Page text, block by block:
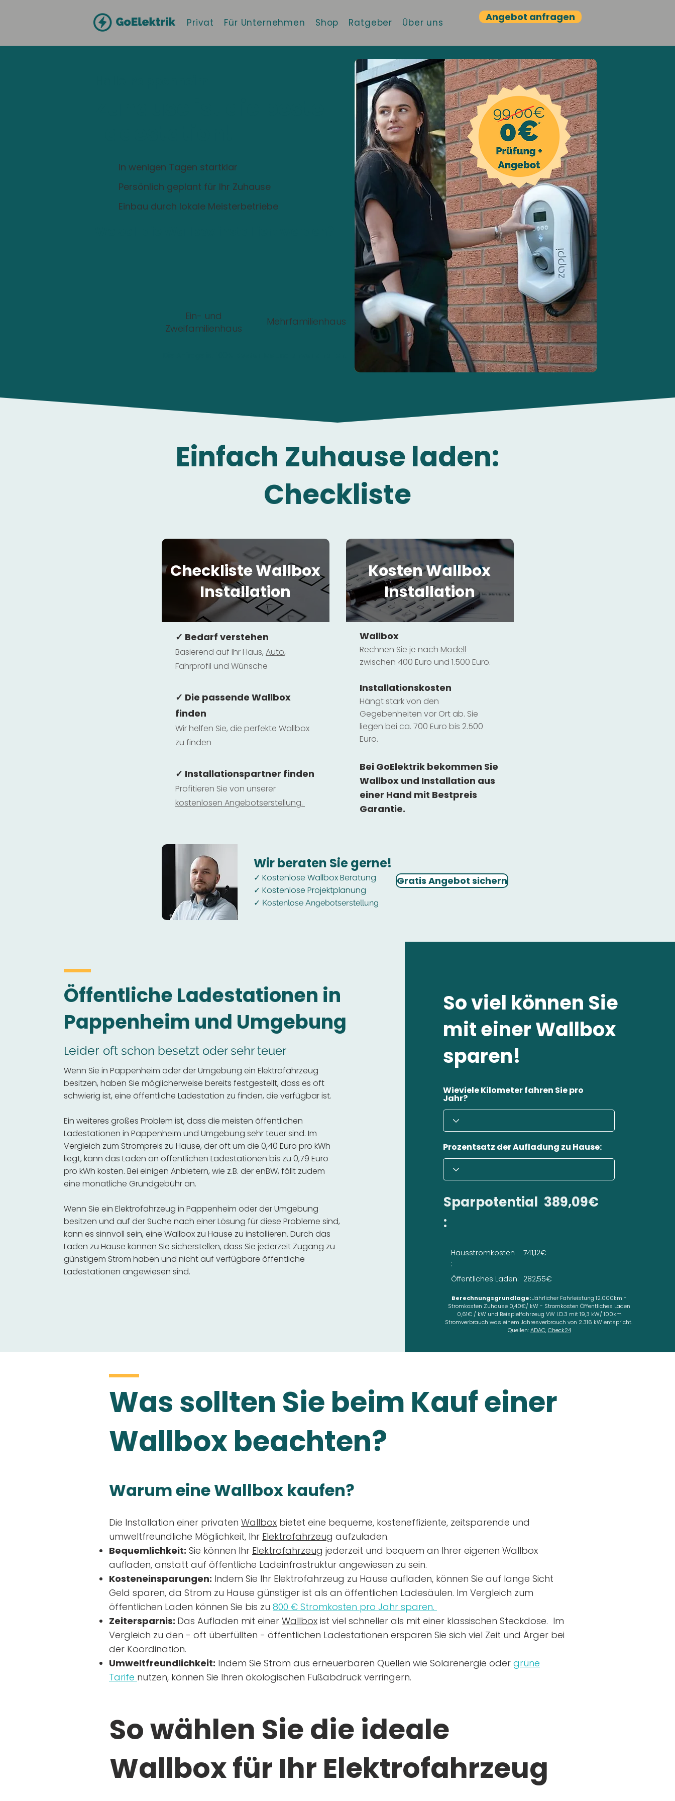
Privat Für Unternehmen Shop Ratgeber Über uns Angebot anfragen
In wenigen Tagen startklar
Persönlich geplant für Ihr Zuhause
Einbau durch lokale Meisterbetriebe
Ein- und
Zweifamilienhaus
Mehrfamilienhaus
Einfach Zuhause laden:
Checkliste
Checkliste Wallbox
Installation
✓ Bedarf verstehen
Basierend auf Ihr Haus, Auto,
Fahrprofil und Wünsche
✓ Die passende Wallbox
finden
Wir helfen Sie, die perfekte Wallbox
zu finden
✓ Installationspartner finden
Profitieren Sie von unserer
kostenlosen Angebotserstellung.
Kosten Wallbox
Installation
Wallbox
Rechnen Sie je nach Modell
zwischen 400 Euro und 1.500 Euro.
Installationskosten
Hängt stark von den
Gegebenheiten vor Ort ab. Sie
liegen bei ca. 700 Euro bis 2.500
Euro.
Bei GoElektrik bekommen Sie
Wallbox und Installation aus
einer Hand mit Bestpreis
Garantie.
Wir beraten Sie gerne!
✓ Kostenlose Wallbox Beratung
✓ Kostenlose Projektplanung
✓ Kostenlose Angebotserstellung
Gratis Angebot sichern
Öffentliche Ladestationen in
Pappenheim und Umgebung
Leider oft schon besetzt oder sehr teuer
Wenn Sie in Pappenheim oder der Umgebung ein Elektrofahrzeug
besitzen, haben Sie möglicherweise bereits festgestellt, dass es oft
schwierig ist, eine öffentliche Ladestation zu finden, die verfügbar ist.
Ein weiteres großes Problem ist, dass die meisten öffentlichen
Ladestationen in Pappenheim und Umgebung sehr teuer sind. Im
Vergleich zum Strompreis zu Hause, der oft um die 0,40 Euro pro kWh
liegt, kann das Laden an öffentlichen Ladestationen bis zu 0,79 Euro
pro kWh kosten. Bei einigen Anbietern, wie z.B. der enBW, fällt zudem
eine monatliche Grundgebühr an.
Wenn Sie ein Elektrofahrzeug in Pappenheim oder der Umgebung
besitzen und auf der Suche nach einer Lösung für diese Probleme sind,
kann es sinnvoll sein, eine Wallbox zu Hause zu installieren. Durch das
Laden zu Hause können Sie sicherstellen, dass Sie jederzeit Zugang zu
günstigem Strom haben und nicht auf verfügbare öffentliche
Ladestationen angewiesen sind.
So viel können Sie
mit einer Wallbox
sparen!
Wieviele Kilometer fahren Sie pro
Jahr?
Prozentsatz der Aufladung zu Hause:
Sparpotential
:
389,09€
Hausstromkosten
:
Öffentliches Laden:
741,12€
282,55€
Berechnungsgrundlage:Jährlicher Fahrleistung 12.000km -
Stromkosten Zuhause 0,40€/ kW - Stromkosten Öffentliches Laden
0,61€ / kW und Beispielfahrzeug VW I.D.3 mit 19,3 kW/ 100km
Stromverbrauch was einem Jahresverbrauch von 2.316 kW entspricht.
Quellen:ADAC,Check24
Was sollten Sie beim Kauf einer
Wallbox beachten?
Warum eine Wallbox kaufen?
Die Installation einer privaten Wallbox bietet eine bequeme, kosteneffiziente, zeitsparende und
umweltfreundliche Möglichkeit, Ihr Elektrofahrzeug aufzuladen.
Bequemlichkeit: Sie können Ihr Elektrofahrzeug jederzeit und bequem an Ihrer eigenen Wallbox
aufladen, anstatt auf öffentliche Ladeinfrastruktur angewiesen zu sein.
Kosteneinsparungen: Indem Sie Ihr Elektrofahrzeug zu Hause aufladen, können Sie auf lange Sicht
Geld sparen, da Strom zu Hause günstiger ist als an öffentlichen Ladesäulen. Im Vergleich zum
öffentlichen Laden können Sie bis zu 800 € Stromkosten pro Jahr sparen.
Zeitersparnis: Das Aufladen mit einer Wallbox ist viel schneller als mit einer klassischen Steckdose. Im
Vergleich zu den - oft überfüllten - öffentlichen Ladestationen ersparen Sie sich viel Zeit und Ärger bei
der Koordination.
Umweltfreundlichkeit: Indem Sie Strom aus erneuerbaren Quellen wie Solarenergie oder grüne
Tarife nutzen, können Sie Ihren ökologischen Fußabdruck verringern.
So wählen Sie die ideale
Wallbox für Ihr Elektrofahrzeug